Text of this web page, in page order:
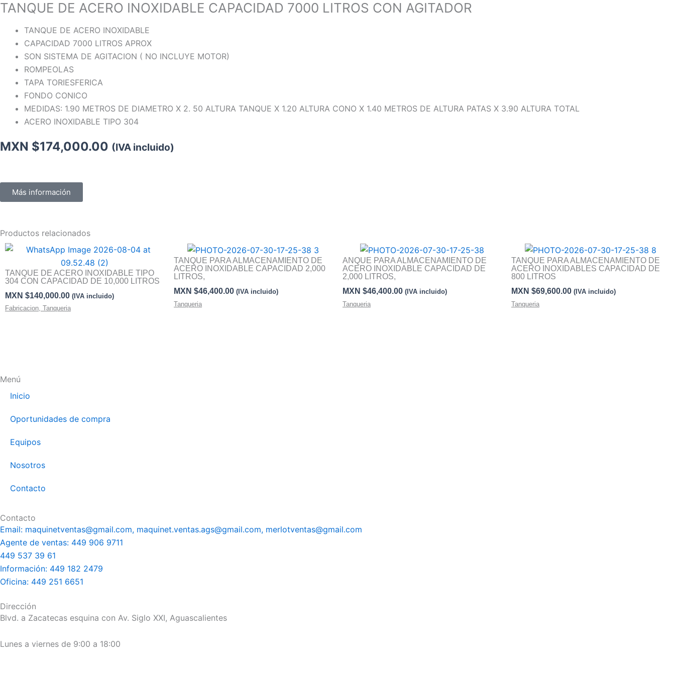
TANQUE DE ACERO INOXIDABLE CAPACIDAD 7000 LITROS CON AGITADOR
TANQUE DE ACERO INOXIDABLE
CAPACIDAD 7000 LITROS APROX
SON SISTEMA DE AGITACION ( NO INCLUYE MOTOR)
ROMPEOLAS
TAPA TORIESFERICA
FONDO CONICO
MEDIDAS: 1.90 METROS DE DIAMETRO X 2. 50 ALTURA TANQUE X 1.20 ALTURA CONO X 1.40 METROS DE ALTURA PATAS X 3.90 ALTURA TOTAL
ACERO INOXIDABLE TIPO 304
MXN $174,000.00 (IVA incluido)
Más información
Productos relacionados
TANQUE DE ACERO INOXIDABLE TIPO
304 CON CAPACIDAD DE 10,000 LITROS
MXN $140,000.00 (IVA incluido)
Fabricacion Tanqueria
TANQUE PARA ALMACENAMIENTO DE
ACERO INOXIDABLE CAPACIDAD 2,000
LITROS,
MXN $46,400.00 (IVA incluido)
Tanqueria
ANQUE PARA ALMACENAMIENTO DE
ACERO INOXIDABLE CAPACIDAD DE
2,000 LITROS,
MXN $46,400.00 (IVA incluido)
Tanqueria
TANQUE PARA ALMACENAMIENTO DE
ACERO INOXIDABLES CAPACIDAD DE
800 LITROS
MXN $69,600.00 (IVA incluido)
Tanqueria
Menú
Inicio
Oportunidades de compra
Equipos
Nosotros
Contacto
Contacto
Email: maquinetventas@gmail.com, maquinet.ventas.ags@gmail.com, merlotventas@gmail.com
Agente de ventas: 449 906 9711
449 537 39 61
Información: 449 182 2479
Oficina: 449 251 6651
Dirección
Blvd. a Zacatecas esquina con Av. Siglo XXI, Aguascalientes
Lunes a viernes de 9:00 a 18:00